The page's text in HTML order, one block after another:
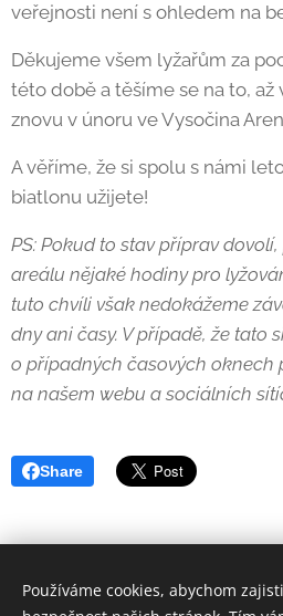
veřejnosti není s ohledem na
Děkujeme všem lyžařům za
této době a těšíme se na to, až
znovu v únoru ve Vysočina
A věříme, že si spolu s námi
biatlonu užijete!
PS: Pokud to stav příprav
areálu nějaké hodiny pro
tuto chvíli však nedokážeme
dny ani časy. V případě, že tato
o případných časových oknech
na našem webu a sociálních
Share
Vysočina
Používáme cookies, abychom